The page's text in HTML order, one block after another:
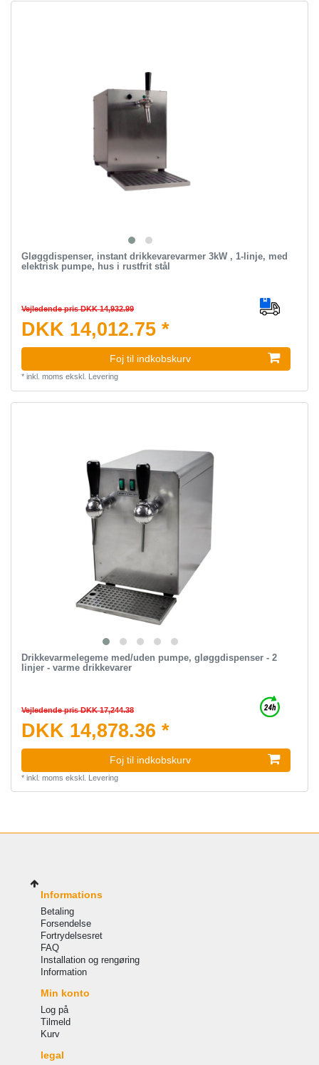
Gløggdispenser, instant drikkevarevarmer 3kW , 1-linje, med
elektrisk pumpe, hus i rustfrit stål
Vejledende pris DKK 14,932.99
DKK 14,012.75 *
Foj til indkobskurv
* inkl. moms ekskl. Levering
Drikkevarmelegeme med/uden pumpe, gløggdispenser - 2
linjer - varme drikkevarer
Vejledende pris DKK 17,244.38
DKK 14,878.36 *
Foj til indkobskurv
* inkl. moms ekskl. Levering
Informations
Betaling
Forsendelse
Fortrydelsesret
FAQ
Installation og rengøring
Information
Min konto
Log på
Tilmeld
Kurv
legal